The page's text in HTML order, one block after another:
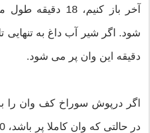
آخر باز کنیم، 18
دقیقه این وان پر می شود.
اگر درپوش سوراخ کف وان را